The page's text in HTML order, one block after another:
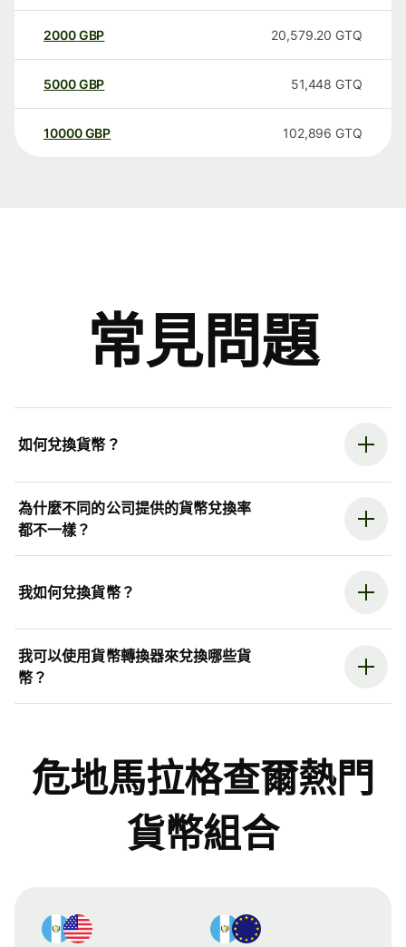
2000GBP 20,579.20 GTQ
5000GBP 51,448 GTQ
10000 GBP 102,896 GTQ
常見問題
如何兌換貨幣？
為什麼不同的公司提供的貨幣兌換率
都不一樣？
我如何兌換貨幣？
我可以使用貨幣轉換器來兌換哪些貨
幣？
危地馬拉格查爾熱門
貨幣組合